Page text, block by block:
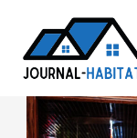
contenu